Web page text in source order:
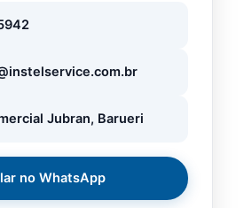
Jubran, Barueri
no WhatsApp